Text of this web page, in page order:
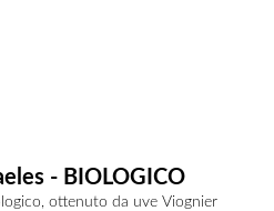
- BIOLOGICO
ottenuto da uve Viognier